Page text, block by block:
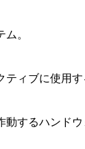
。
ィブに使用
するハンド